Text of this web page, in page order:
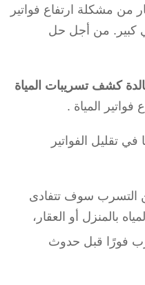
من مشكلة ارتفاع فواتير
كبير. من أجل حل
كشف تسريبات المياة
المياة .
تقليل الفواتير
التسرب سوف تتفادى
بالمنزل أو العقار،
فورًا قبل حدوث